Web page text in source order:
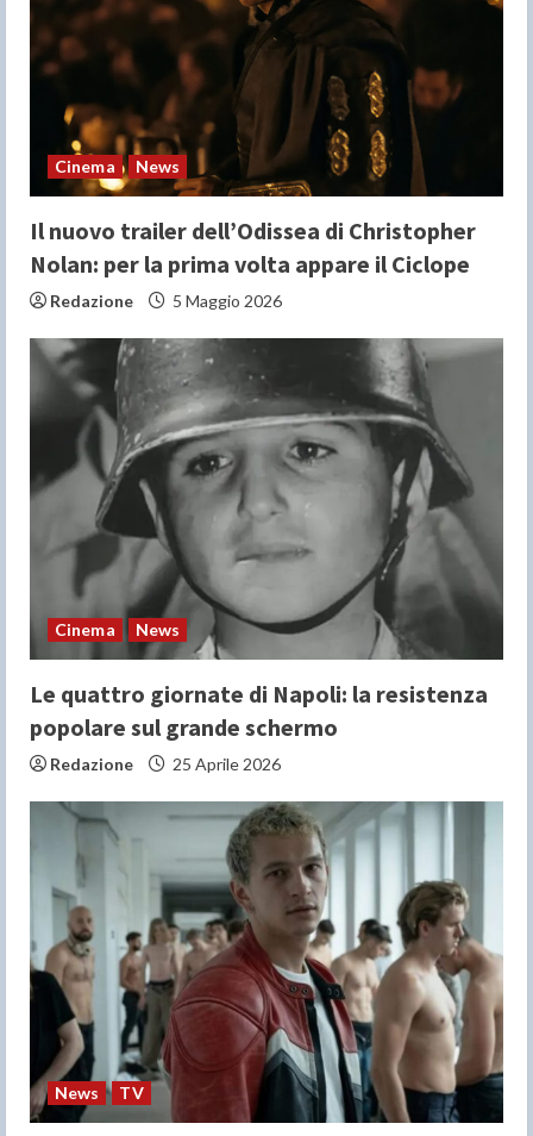
a
d
n
g
Cinema News
Il nuovo trailer dell’Odissea di Christopher
Nolan: per la prima volta appare il Ciclope
Redazione 5 Maggio 2026
Cinema News
Le quattro giornate di Napoli: la resistenza
popolare sul grande schermo
Redazione 25 Aprile 2026
News TV